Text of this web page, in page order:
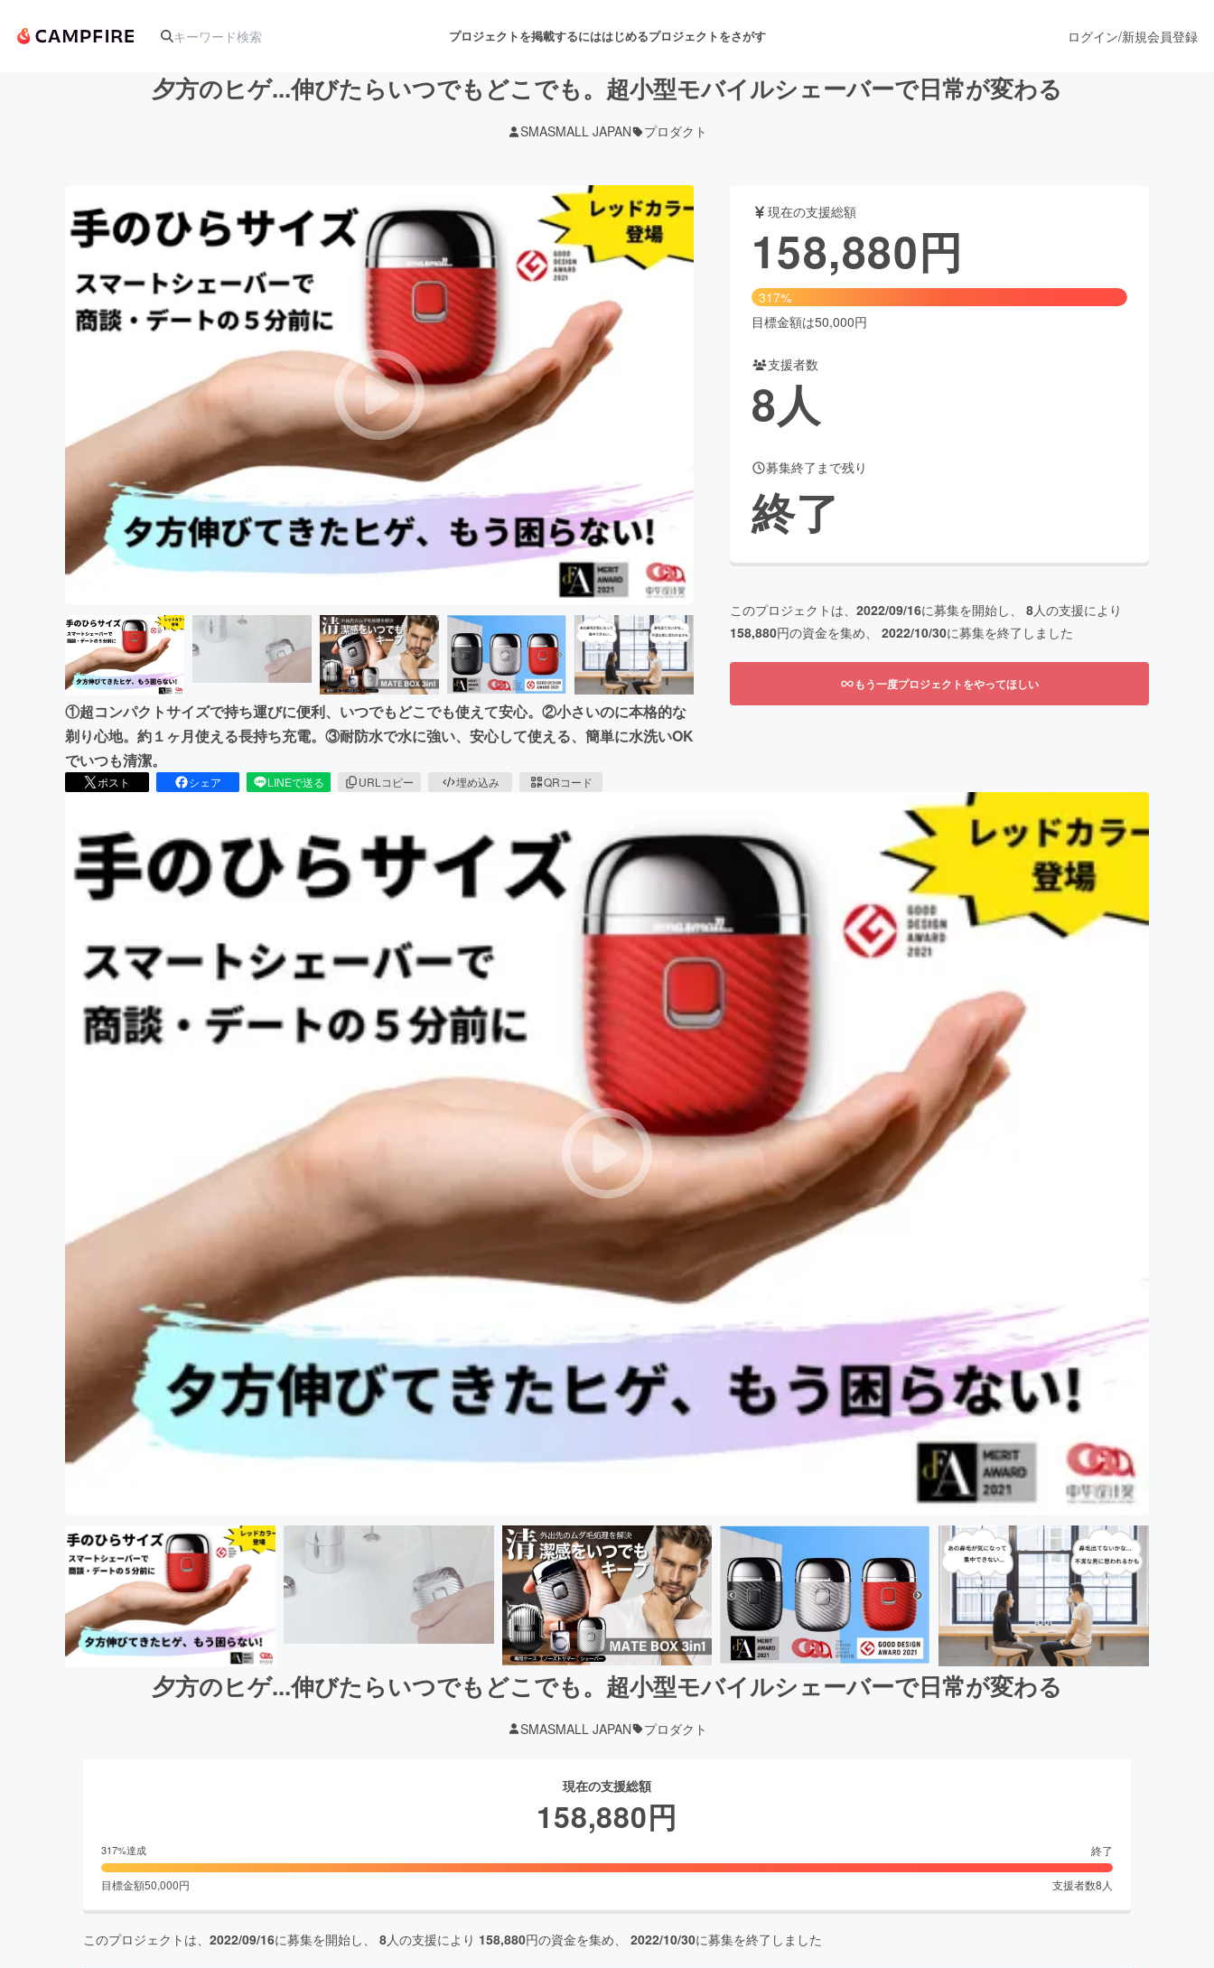
プロジェクトを掲載するにははじめるプロジェクトをさがす
アート・写真 音楽 舞台・パフォーマンス
テクノロジー・ガジェット ゲーム・サービス開発 ファッション
映像・映画 書籍・雑誌出版
ビジネス・起業 チャレンジ ビューティー・ヘルスケア
まちづくり・地域活性化
CAMPFIREふるさと納税 machi-yaコミュニティ
ログイン/新規会員登録
夕方のヒゲ...伸びたらいつでもどこでも。超小型モバイルシェーバーで日常が変わる
SMASMALL JAPAN プロダクト
①超コンパクトサイズで持ち運びに便利、いつでもどこでも使えて安心。②小さいのに本格的な
剃り心地。約１ヶ月使える長持ち充電。③耐防水で水に強い、安心して使える、簡単に水洗いOK
でいつも清潔。
ポスト シェア LINEで送る URLコピー 埋め込み QRコード
現在の支援総額
158,880円
317%
目標金額は50,000円
支援者数
8人
募集終了まで残り
終了
このプロジェクトは、 2022/09/16に募集を開始し、 8人の支援により
158,880円の資金を集め、 2022/10/30に募集を終了しました
もう一度プロジェクトをやってほしい
夕方のヒゲ...伸びたらいつでもどこでも。超小型モバイルシェーバーで日常が変わる
SMASMALL JAPAN プロダクト
現在の支援総額
158,880円
317%達成 終了
目標金額50,000円 支援者数8 人
このプロジェクトは、 2022/09/16に募集を開始し、 8人の支援により 158,880円の資金を集め、 2022/10/30に募集を終了しました